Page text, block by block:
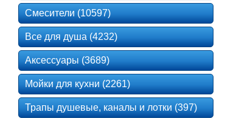
Смесители (10597)
Все для душа (4232)
Аксессуары (3689)
Мойки для кухни (2261)
Трапы душевые, каналы и лотки (397)